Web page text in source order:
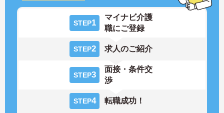
STEP1
マイナビ介護
職にご登録
STEP2 求人のご紹介
STEP3
面接・条件交
渉
STEP4 転職成功！